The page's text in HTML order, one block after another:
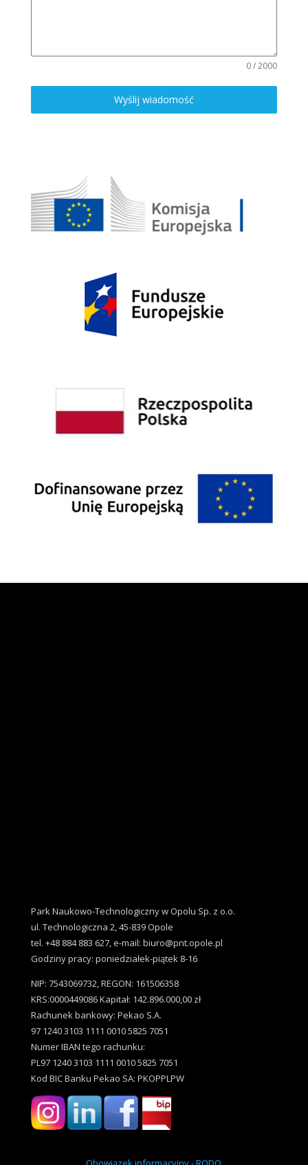
0 / 2000
Wyślij wiadomość
Park Naukowo-Technologiczny w Opolu Sp. z o.o.
ul. Technologiczna 2, 45-839 Opole
tel. +48 884 883 627, e-mail: biuro@pnt.opole.pl
Godziny pracy: poniedziałek-piątek 8-16
NIP: 7543069732, REGON: 161506358
KRS:0000449086 Kapitał: 142.896.000,00 zł
Rachunek bankowy: Pekao S.A.
97 1240 3103 1111 0010 5825 7051
Numer IBAN tego rachunku:
PL97 1240 3103 1111 0010 5825 7051
Kod BIC Banku Pekao SA: PKOPPLPW